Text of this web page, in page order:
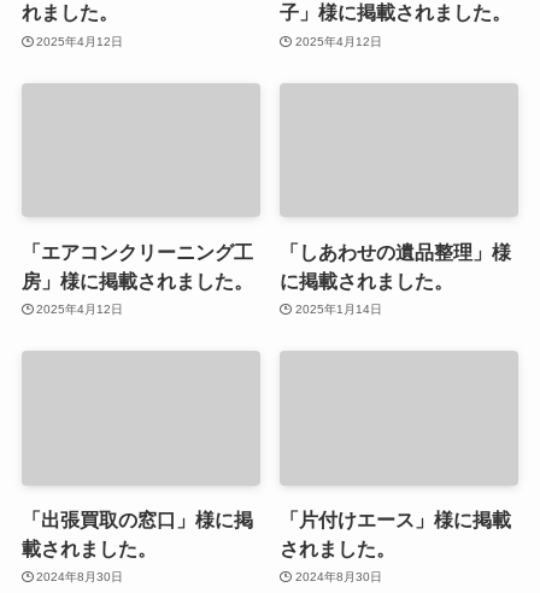
れました。
2025年4月12日
子」様に掲載されました。
2025年4月12日
「エアコンクリーニング工
房」様に掲載されました。
2025年4月12日
「しあわせの遺品整理」様
に掲載されました。
2025年1月14日
「出張買取の窓口」様に掲
載されました。
2024年8月30日
「片付けエース」様に掲載
されました。
2024年8月30日